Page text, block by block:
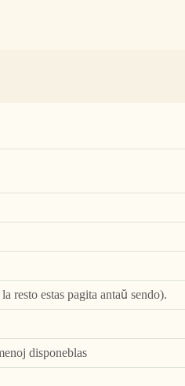
resto estas pagita antaŭ sendo).
disponeblas